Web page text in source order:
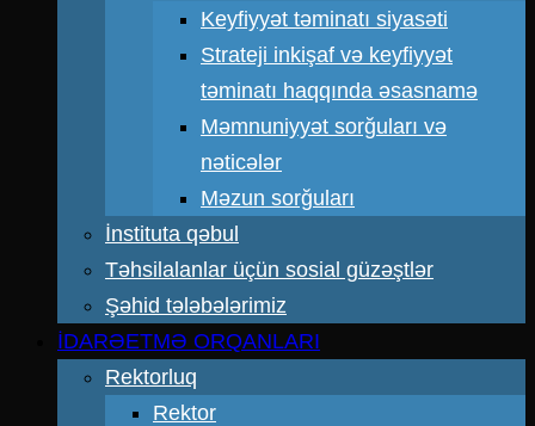
Keyfiyyət təminatı siyasəti
Strateji inkişaf və keyfiyyət
təminatı haqqında əsasnamə
Məmnuniyyət sorğuları və
nəticələr
Məzun sorğuları
İnstituta qəbul
Təhsilalanlar üçün sosial güzəştlər
Şəhid tələbələrimiz
İDARƏETMƏ ORQANLARI
Rektorluq
Rektor